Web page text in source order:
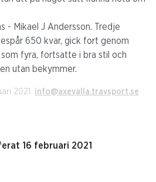
- Mikael J Andersson. Tredje
650 kvar, gick fort genom
fyra, fortsatte i bra stil och
utan bekymmer.
2021. info@axevalla.travsport.se
16 februari 2021